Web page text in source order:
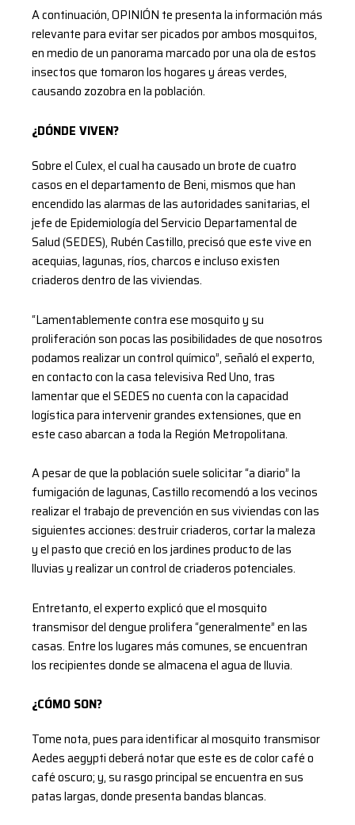
A continuación, OPINIÓN te presenta la información más
relevante para evitar ser picados por ambos mosquitos,
en medio de un panorama marcado por una ola de estos
insectos que tomaron los hogares y áreas verdes,
causando zozobra en la población.
¿DÓNDE VIVEN?
Sobre el Culex, el cual ha causado un brote de cuatro
casos en el departamento de Beni, mismos que han
encendido las alarmas de las autoridades sanitarias, el
jefe de Epidemiología del Servicio Departamental de
Salud (SEDES), Rubén Castillo, precisó que este vive en
acequias, lagunas, ríos, charcos e incluso existen
criaderos dentro de las viviendas.
“Lamentablemente contra ese mosquito y su
proliferación son pocas las posibilidades de que nosotros
podamos realizar un control químico”, señaló el experto,
en contacto con la casa televisiva Red Uno, tras
lamentar que el SEDES no cuenta con la capacidad
logística para intervenir grandes extensiones, que en
este caso abarcan a toda la Región Metropolitana.
A pesar de que la población suele solicitar “a diario” la
fumigación de lagunas, Castillo recomendó a los vecinos
realizar el trabajo de prevención en sus viviendas con las
siguientes acciones: destruir criaderos, cortar la maleza
y el pasto que creció en los jardines producto de las
lluvias y realizar un control de criaderos potenciales.
Entretanto, el experto explicó que el mosquito
transmisor del dengue prolifera “generalmente” en las
casas. Entre los lugares más comunes, se encuentran
los recipientes donde se almacena el agua de lluvia.
¿CÓMO SON?
Tome nota, pues para identificar al mosquito transmisor
Aedes aegypti deberá notar que este es de color café o
café oscuro; y, su rasgo principal se encuentra en sus
patas largas, donde presenta bandas blancas.